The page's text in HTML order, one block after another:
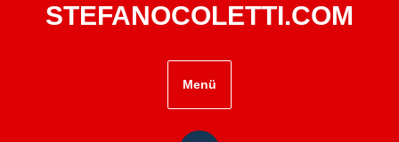
STEFANOCOLETTI.COM
Menü